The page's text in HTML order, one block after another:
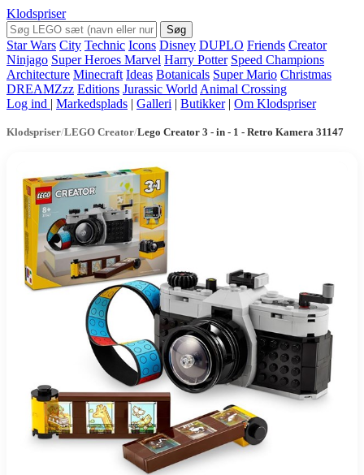
Klodspriser
Søg
Star Wars City Technic Icons Disney DUPLO Friends Creator
Ninjago Super Heroes Marvel Harry Potter Speed Champions
Architecture Minecraft Ideas Botanicals Super Mario Christmas
DREAMZzz Editions Jurassic World Animal Crossing
Log ind | Markedsplads | Galleri | Butikker | Om Klodspriser
Klodspriser/LEGO Creator/Lego Creator 3 - in - 1 - Retro Kamera 31147